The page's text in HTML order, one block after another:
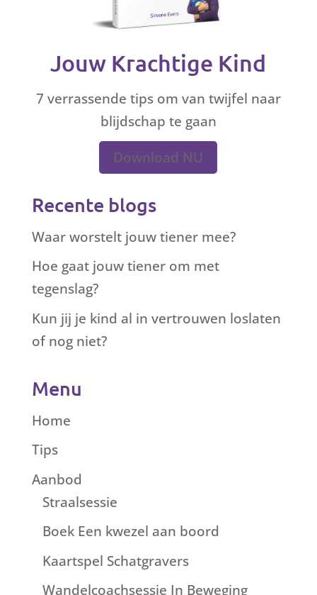
Jouw Krachtige Kind
7 verrassende tips om van twijfel naar
blijdschap te gaan
Download NU
Recente blogs
Waar worstelt jouw tiener mee?
Hoe gaat jouw tiener om met
tegenslag?
Kun jij je kind al in vertrouwen loslaten
of nog niet?
Menu
Home
Tips
Aanbod
Straalsessie
Boek Een kwezel aan boord
Kaartspel Schatgravers
Wandelcoachsessie In Beweging